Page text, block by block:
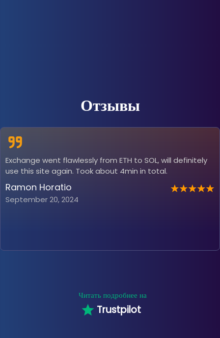
Отзывы
Exchange went flawlessly from ETH to SOL, will definitely
use this site again. Took about 4min in total.
Ramon Horatio
September 20, 2024
Читать подробнее на
Trustpilot